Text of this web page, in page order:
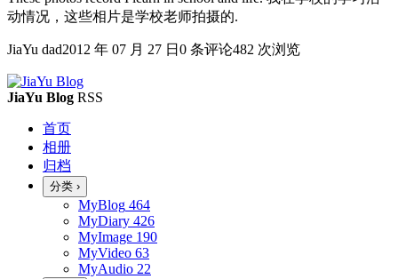
动情况，这些相片是学校老师拍摄的.
JiaYu dad2012 年 07 月 27 日 0 条评论482 次浏览
JiaYu Blog RSS
首页
相册
归档
分类 ›
MyBlog 464
MyDiary 426
MyImage 190
MyVideo 63
MyAudio 22